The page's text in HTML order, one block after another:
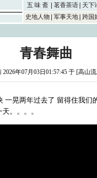
五 味 斋 茗香茶语
天下
史地人物
军事天地 跨国
青春舞曲
2026年07月03日01:57:45 于 [高山
一晃两年过去了 留得住我
。。。。